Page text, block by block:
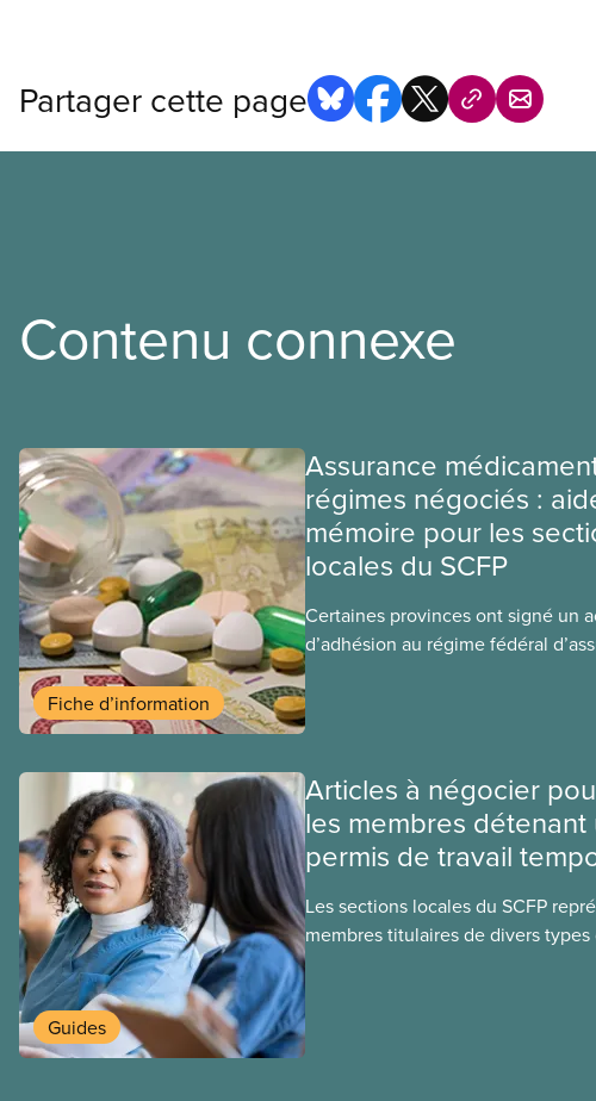
Partager cette page
Contenu connexe
Fiche d’information
Assurance
régimes négociés :
mémoire pour les
locales du SCFP
Certaines provinces ont signé un
d’adhésion au régime fédéral
Guides
Articles à négocier
les membres détenant
permis de travail
Les sections locales du SCFP
membres titulaires de divers